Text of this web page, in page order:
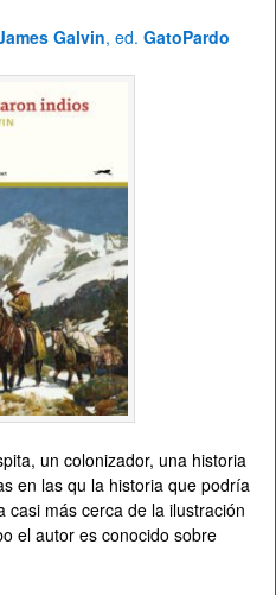
Galvin, ed. GatoPardo
un colonizador, una historia
en las qu la historia que podría
casi más cerca de la ilustración
el autor es conocido sobre